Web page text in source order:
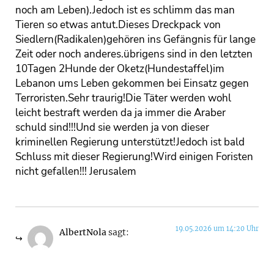
noch am Leben).Jedoch ist es schlimm das man
Tieren so etwas antut.Dieses Dreckpack von
Siedlern(Radikalen)gehören ins Gefängnis für lange
Zeit oder noch anderes.übrigens sind in den letzten
10Tagen 2Hunde der Oketz(Hundestaffel)im
Lebanon ums Leben gekommen bei Einsatz gegen
Terroristen.Sehr traurig!Die Täter werden wohl
leicht bestraft werden da ja immer die Araber
schuld sind!!!Und sie werden ja von dieser
kriminellen Regierung unterstützt!Jedoch ist bald
Schluss mit dieser Regierung!Wird einigen Foristen
nicht gefallen!!! Jerusalem
AlbertNolasagt: 19.05.2026 um 14:20 Uhr